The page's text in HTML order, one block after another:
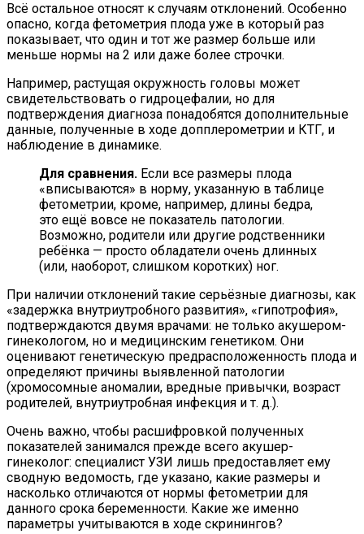
Всё остальное относят к случаям отклонений. Особенно
опасно, когда фетометрия плода уже в который раз
показывает, что один и тот же размер больше или
меньше нормы на 2 или даже более строчки.
Например, растущая окружность головы может
свидетельствовать о гидроцефалии, но для
подтверждения диагноза понадобятся дополнительные
данные, полученные в ходе допплерометрии и КТГ, и
наблюдение в динамике.
Для сравнения. Если все размеры плода
«вписываются» в норму, указанную в таблице
фетометрии, кроме, например, длины бедра,
это ещё вовсе не показатель патологии.
Возможно, родители или другие родственники
ребёнка — просто обладатели очень длинных
(или, наоборот, слишком коротких) ног.
При наличии отклонений такие серьёзные диагнозы, как
«задержка внутриутробного развития», «гипотрофия»,
подтверждаются двумя врачами: не только акушером-
гинекологом, но и медицинским генетиком. Они
оценивают генетическую предрасположенность плода и
определяют причины выявленной патологии
(хромосомные аномалии, вредные привычки, возраст
родителей, внутриутробная инфекция и т. д.).
Очень важно, чтобы расшифровкой полученных
показателей занимался прежде всего акушер-
гинеколог: специалист УЗИ лишь предоставляет ему
сводную ведомость, где указано, какие размеры и
насколько отличаются от нормы фетометрии для
данного срока беременности. Какие же именно
параметры учитываются в ходе скринингов?